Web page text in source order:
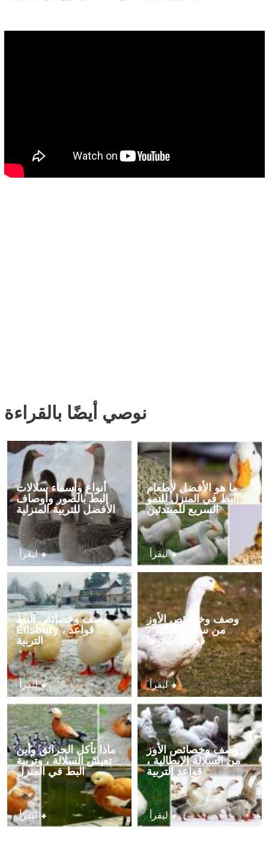
نوصي أيضًا بالقراءة
أنواع وأسماء سلالات
البط بالصور وأوصاف
الأفضل للتربية المنزلية
ليقرأ
ما هو الأفضل لإطعام
البط في المنزل للنمو
السريع للمبتدئين
ليقرأ
وصف وخصائص البط
Eilsbury ، قواعد
التربية
ليقرأ
وصف وخصائص الأوز
من سلالة بشكير ،
قواعد تكاثرها
ليقرأ
ماذا تأكل الحرائق وأين
تعيش السلالة ، وتربية
البط في المنزل
ليقرأ
وصف وخصائص الأوز
من السلالة الإيطالية ،
قواعد التربية
ليقرأ